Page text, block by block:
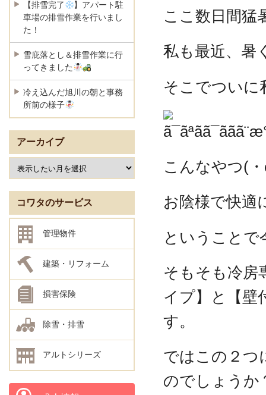
ここ数日間猛
私も最近、暑
そこでついに
こんなやつ(
お陰様で快適
ということ
そもそも冷房
イプ】と【壁
す。
ではこの２つ
のでしょうか
【排雪完了
】アパート駐
車場の排雪作業を行いまし
た！
雪庇落とし＆排雪作業に行
ってきました
冷え込んだ旭川の朝と事務
所前の様子
アーカイブ
コワタのサービス
管理物件
建築・リフォーム
損害保険
除雪・排雪
アルトシリーズ